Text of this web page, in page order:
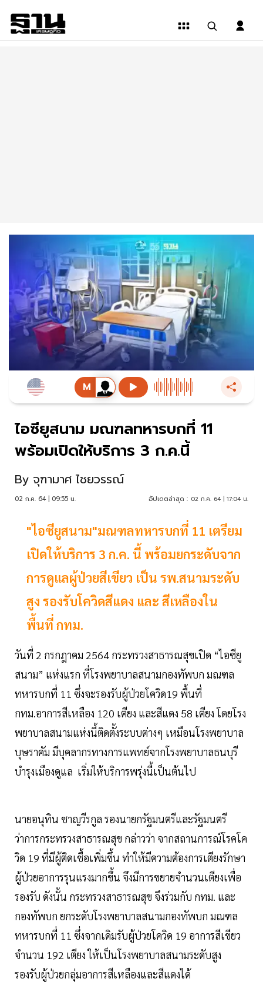
ไอซียูสนาม มณฑลทหารบกที่ 11
พร้อมเปิดให้บริการ 3 ก.ค.นี้
By จุฑามาศ ไชยวรรณ์
02 ก.ค. 64 | 09:55 น. อัปเดตล่าสุด : 02 ก.ค. 64 | 17:04 น.
"ไอซียูสนาม"มณฑลทหารบกที่ 11 เตรียม
เปิดให้บริการ 3 ก.ค. นี้ พร้อมยกระดับจาก
การดูแลผู้ป่วยสีเขียว เป็น รพ.สนามระดับ
สูง รองรับโควิดสีแดง และ สีเหลืองใน
พื้นที่ กทม.
วันที่ 2 กรกฎาคม 2564 กระทรวงสาธารณสุขเปิด “ไอซียู
สนาม” แห่งแรก ที่โรงพยาบาลสนามกองทัพบก มณฑล
ทหารบกที่ 11 ซึ่งจะรองรับผู้ป่วยโควิด19 พื้นที่
กทม.อาการสีเหลือง 120 เตียง และสีแดง 58 เตียง โดยโรง
พยาบาลสนามแห่งนี้ติดตั้งระบบต่างๆ เหมือนโรงพยาบาล
บุษราคัม มีบุคลากรทางการแพทย์จากโรงพยาบาลธนบุรี
บำรุงเมืองดูแล เริ่มให้บริการพรุ่งนี้เป็นต้นไป
นายอนุทิน ชาญวีรกูล รองนายกรัฐมนตรีและรัฐมนตรี
ว่าการกระทรวงสาธารณสุข กล่าวว่า จากสถานการณ์โรคโค
วิด 19 ที่มีผู้ติดเชื้อเพิ่มขึ้น ทำให้มีความต้องการเตียงรักษา
ผู้ป่วยอาการรุนแรงมากขึ้น จึงมีการขยายจำนวนเตียงเพื่อ
รองรับ ดังนั้น กระทรวงสาธารณสุข จึงร่วมกับ กทม. และ
กองทัพบก ยกระดับโรงพยาบาลสนามกองทัพบก มณฑล
ทหารบกที่ 11 ซึ่งจากเดิมรับผู้ป่วยโควิด 19 อาการสีเขียว
จำนวน 192 เตียง ให้เป็นโรงพยาบาลสนามระดับสูง
รองรับผู้ป่วยกลุ่มอาการสีเหลืองและสีแดงได้